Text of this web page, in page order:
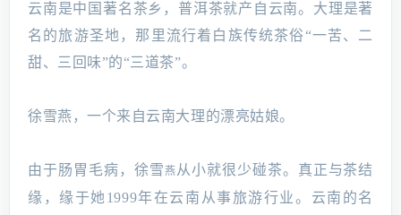
云南是中国著名茶乡，普洱茶就产自云南。大理是著
名的旅游圣地，那里流行着白族传统茶俗“一苦、二
甜、三回味”的“三道茶”。
徐雪燕，一个来自云南大理的漂亮姑娘。
由于肠胃毛病，徐雪 燕 从小就很少碰茶。真正与茶结
缘，缘于她1999年在云南从事旅游行业。云南的名